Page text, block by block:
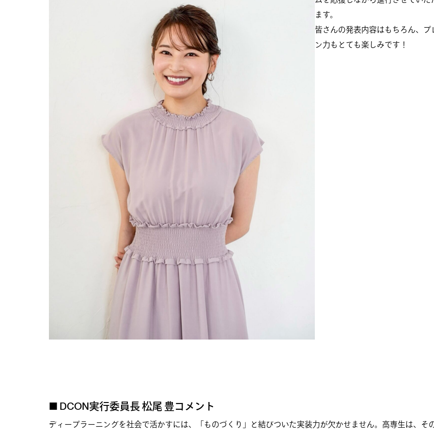
ます。
皆さんの発表内容はもちろん、プ
ン力もとても楽しみです！
■ DCON実行委員長 松尾 豊コメント
ディープラーニングを社会で活かすには、「ものづくり」と結びついた実装力が欠かせません。高専生は、そ